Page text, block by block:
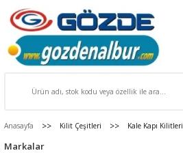
Anasayfa Kilit Çeşitleri Kale Kapı Kilitleri
Markalar